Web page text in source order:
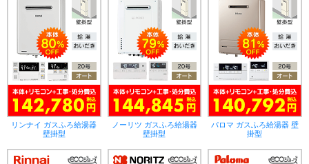
リンナイ ガスふろ給湯器
壁掛型
ノーリツ ガスふろ給湯器
壁掛型
パロマ ガスふろ給湯器 壁
掛型